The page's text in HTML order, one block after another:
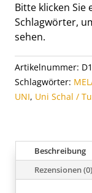
Bitte klicken Sie
Schlagwörter,
sehen.
Artikelnummer:
Schlagwörter:
UNI, Uni Schal /
Beschreibung
Rezensionen (0)